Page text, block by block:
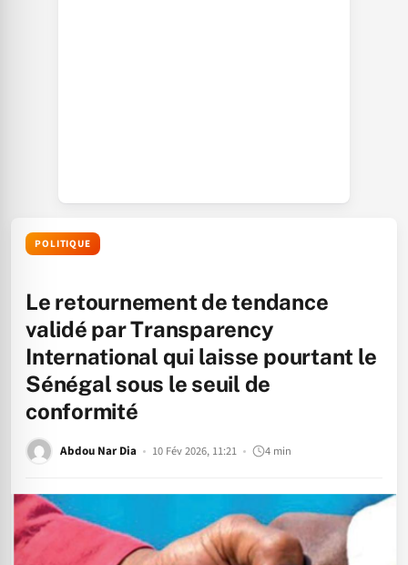
POLITIQUE
Le retournement de tendance
validé par Transparency
International qui laisse pourtant le
Sénégal sous le seuil de
conformité
Abdou Nar Dia 10 Fév 2026, 11:21 4 min